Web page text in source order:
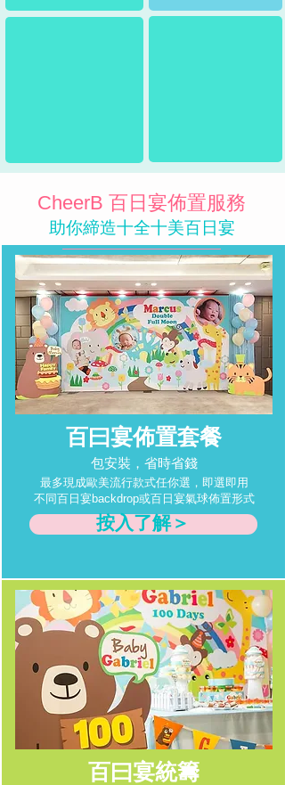
百曰宴佈置套餐
包安裝，省時省錢
最多現成歐美流行款式任你選，即選即用
不同百日宴backdrop或百日宴氣球佈置形式
按入了解＞
百曰宴統籌
CheerB 百日宴佈置服務
助你締造十全十美百日宴